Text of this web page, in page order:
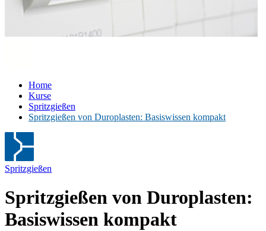
Home
Kurse
Spritzgießen
Spritzgießen von Duroplasten: Basiswissen kompakt
Spritzgießen
Spritzgießen von Duroplasten:
Basiswissen kompakt